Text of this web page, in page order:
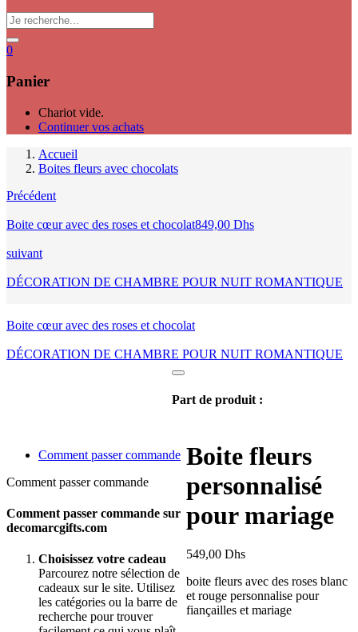
0
Panier
Chariot vide.
Continuer vos achats
Accueil
Boites fleurs avec chocolats
Précédent
Boite cœur avec des roses et chocolat849,00 Dhs
suivant
DÉCORATION DE CHAMBRE POUR NUIT ROMANTIQUE
Boite cœur avec des roses et chocolat
DÉCORATION DE CHAMBRE POUR NUIT ROMANTIQUE
Part de produit :
Boite fleurs
personnalisé
pour mariage
549,00 Dhs
boite fleurs avec des roses blanc
et rouge personnalise pour
fiançailles et mariage
Comment passer commande
Comment passer commande
Comment passer commande sur
decomarcgifts.com
Choisissez votre cadeau
Parcourez notre sélection de
cadeaux sur le site. Utilisez
les catégories ou la barre de
recherche pour trouver